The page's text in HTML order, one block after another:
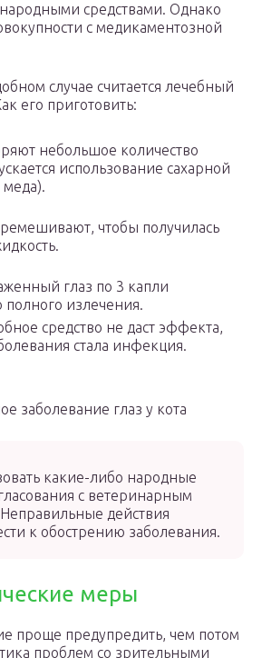
средствами. Однако
с медикаментозной
случае считается лечебный
его приготовить:
небольшое количество
использование сахарной
чтобы получилась
глаз по 3 капли
излечения.
средство не даст эффекта,
стала инфекция.
заболевание глаз у кота
какие-либо народные
с ветеринарным
действия
к обострению заболевания.
меры
проще предупредить, чем потом
проблем со зрительными